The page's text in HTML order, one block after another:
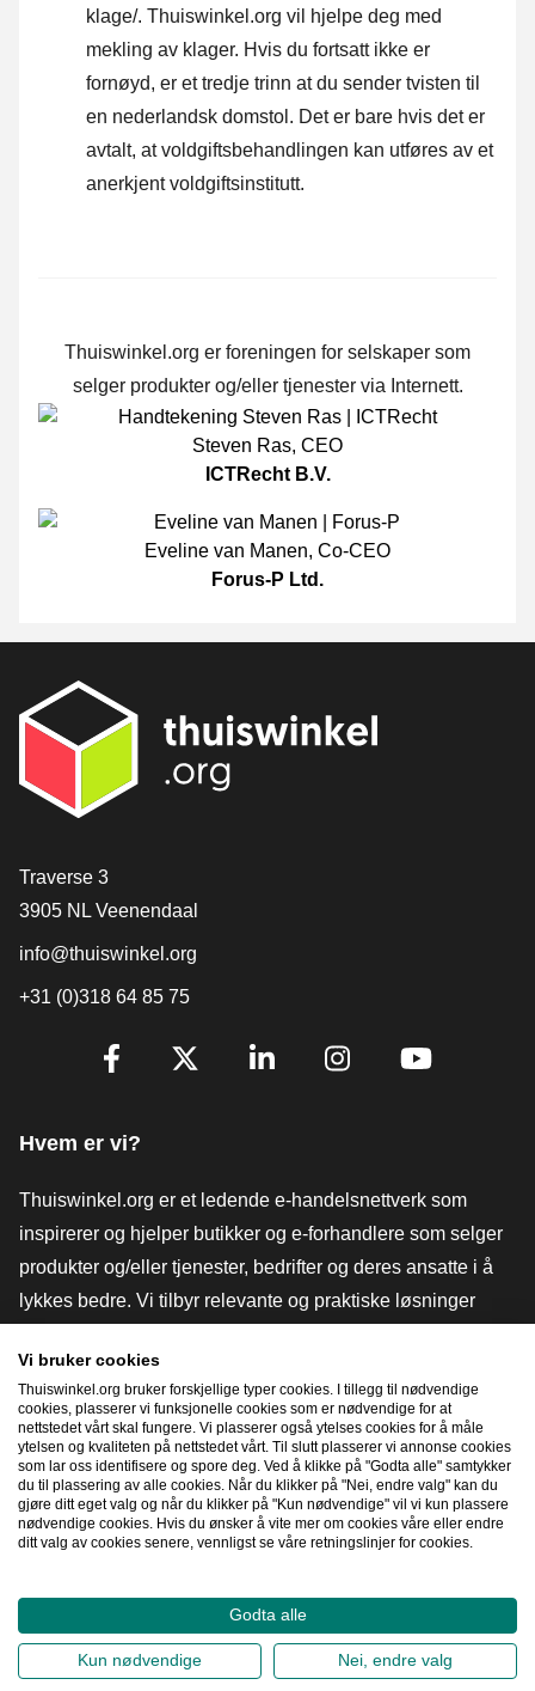
klage/. Thuiswinkel.org vil hjelpe deg med
mekling av klager. Hvis du fortsatt ikke er
fornøyd, er et tredje trinn at du sender tvisten til
en nederlandsk domstol. Det er bare hvis det er
avtalt, at voldgiftsbehandlingen kan utføres av et
anerkjent voldgiftsinstitutt.
Thuiswinkel.org er foreningen for selskaper som
selger produkter og/eller tjenester via Internett.
Steven Ras, CEO
ICTRecht B.V.
Eveline van Manen, Co-CEO
Forus-P Ltd.
[_General:Contact]
Traverse 3
3905 NL Veenendaal
info@thuiswinkel.org
+31 (0)318 64 85 75
[_General:SocialMediaTitle]
Hvem er vi?
Thuiswinkel.org er et ledende e-handelsnettverk som
inspirerer og hjelper butikker og e-forhandlere som selger
produkter og/eller tjenester, bedrifter og deres ansatte i å
lykkes bedre. Vi tilbyr relevante og praktiske løsninger
verktøy og råd, advokatvirksomhet, markedsundersøkelser,
og har vår egen utdanningsplattform, Thuiswinkel e-
Academy.
Naviger raskt
2026©Thuiswinkel.org
Personvernerklæring Erklæring om informasjonskapsler
Vi bruker cookies
Thuiswinkel.org bruker forskjellige typer cookies. I tillegg til nødvendige
cookies, plasserer vi funksjonelle cookies som er nødvendige for at
nettstedet vårt skal fungere. Vi plasserer også ytelses cookies for å måle
ytelsen og kvaliteten på nettstedet vårt. Til slutt plasserer vi annonse cookies
som lar oss identifisere og spore deg. Ved å klikke på "Godta alle" samtykker
du til plassering av alle cookies. Når du klikker på "Nei, endre valg" kan du
gjøre ditt eget valg og når du klikker på "Kun nødvendige" vil vi kun plassere
nødvendige cookies. Hvis du ønsker å vite mer om cookies våre eller endre
ditt valg av cookies senere, vennligst se våre retningslinjer for cookies.
Godta alle
Kun nødvendige Nei, endre valg